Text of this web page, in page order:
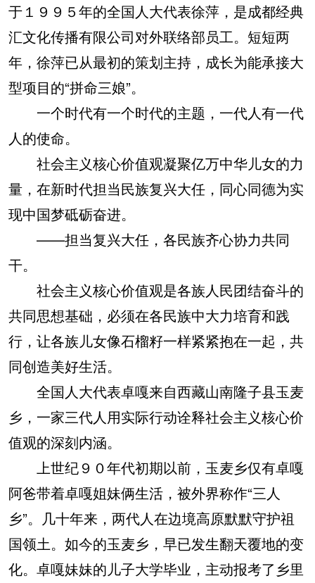
于１９９５年的全国人大代表徐萍，是成都经典
汇文化传播有限公司对外联络部员工。短短两
年，徐萍已从最初的策划主持，成长为能承接大
型项目的“拼命三娘”。
一个时代有一个时代的主题，一代人有一代
人的使命。
社会主义核心价值观凝聚亿万中华儿女的力
量，在新时代担当民族复兴大任，同心同德为实
现中国梦砥砺奋进。
——担当复兴大任，各民族齐心协力共同
干。
社会主义核心价值观是各族人民团结奋斗的
共同思想基础，必须在各民族中大力培育和践
行，让各族儿女像石榴籽一样紧紧抱在一起，共
同创造美好生活。
全国人大代表卓嘎来自西藏山南隆子县玉麦
乡，一家三代人用实际行动诠释社会主义核心价
值观的深刻内涵。
上世纪９０年代初期以前，玉麦乡仅有卓嘎
阿爸带着卓嘎姐妹俩生活，被外界称作“三人
乡”。几十年来，两代人在边境高原默默守护祖
国领土。如今的玉麦乡，早已发生翻天覆地的变
化。卓嘎妹妹的儿子大学毕业，主动报考了乡里